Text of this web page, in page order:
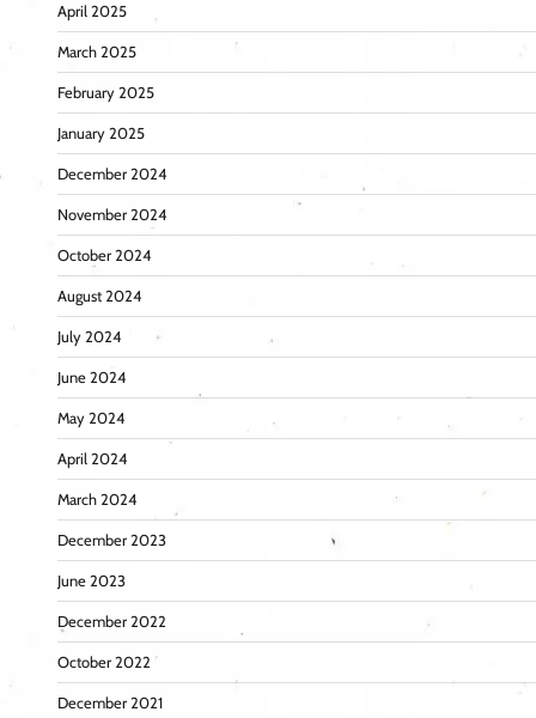
April 2025
March 2025
February 2025
January 2025
December 2024
November 2024
October 2024
August 2024
July 2024
June 2024
May 2024
April 2024
March 2024
December 2023
June 2023
December 2022
October 2022
December 2021